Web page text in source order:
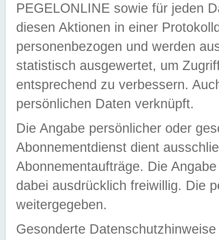
PEGELONLINE sowie für jeden
diesen Aktionen in einer
personenbezogen und werden
statistisch ausgewertet, um
entsprechend zu verbessern.
persönlichen Daten verknüpft.
Die Angabe persönlicher oder
Abonnementdienst dient
Abonnementaufträge. Die
dabei ausdrücklich freiwillig. Die
weitergegeben.
Gesonderte